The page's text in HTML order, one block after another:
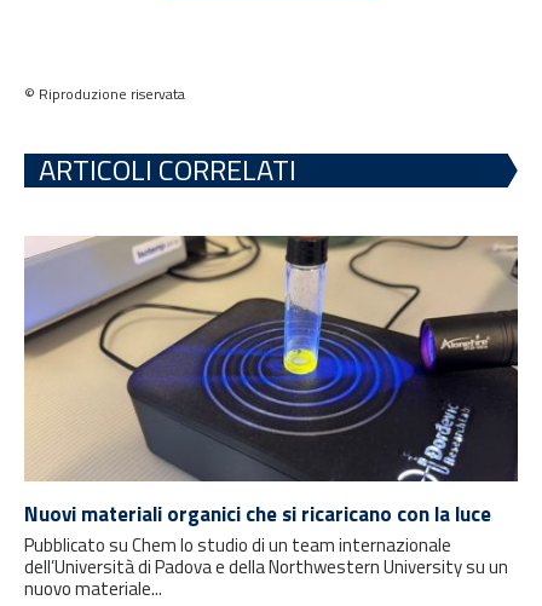
© Riproduzione riservata
ARTICOLI CORRELATI
Nuovi materiali organici che si ricaricano con la luce
Pubblicato su Chem lo studio di un team internazionale
dell’Università di Padova e della Northwestern University su un
nuovo materiale...